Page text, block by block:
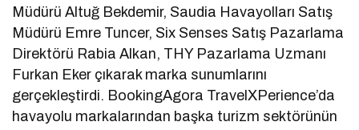
Müdürü Altuğ Bekdemir, Saudia Havayolları Satış
Müdürü Emre Tuncer, Six Senses Satış Pazarlama
Direktörü Rabia Alkan, THY Pazarlama Uzmanı
Furkan Eker çıkarak marka sunumlarını
gerçekleştirdi. BookingAgora TravelXPerience’da
havayolu markalarından başka turizm sektörünün